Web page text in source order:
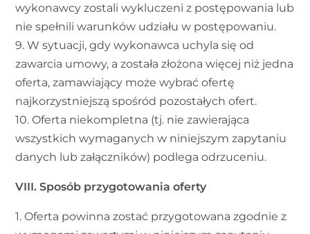
wykonawcy zostali wykluczeni z postępowania lub
nie spełnili warunków udziału w postępowaniu.
9. W sytuacji, gdy wykonawca uchyla się od
zawarcia umowy, a została złożona więcej niż jedna
oferta, zamawiający może wybrać ofertę
najkorzystniejszą spośród pozostałych ofert.
10. Oferta niekompletna (tj. nie zawierająca
wszystkich wymaganych w niniejszym zapytaniu
danych lub załączników) podlega odrzuceniu.
VIII. Sposób przygotowania oferty
1. Oferta powinna zostać przygotowana zgodnie z